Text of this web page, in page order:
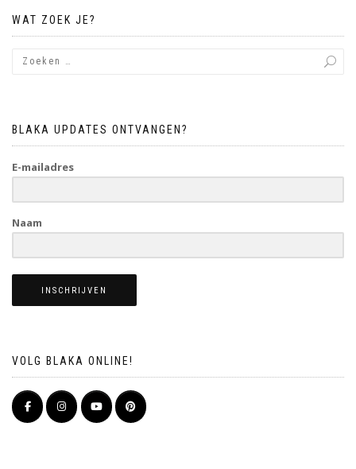
WAT ZOEK JE?
BLAKA UPDATES ONTVANGEN?
E-mailadres
Naam
INSCHRIJVEN
VOLG BLAKA ONLINE!